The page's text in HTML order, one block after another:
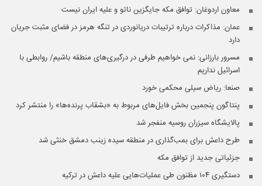
معاون اردوغان: توافق مکه جایگزین ناتو و علیه ایران نیست
عمان: مذاکرات درباره ترتیبات دریانوردی در تنگه هرمز در فضای مثبت جریان
دارد
مسرور بارزانی: نمی خواهیم طرفی در درگیری‌های منطقه باشیم/ روابطی با
اسرائیل نداریم
صنعا: ریاض سیلی محکمی خورد
پنتاگون پنجمین بخش فایل‌های مربوط به «بشقاب پرنده‌ها» را منتشر کرد
پالایشگاه سیزران روسیه منفجر شد
طرح داعش برای بمب‌گذاری در منطقه سیده زینب دمشق خنثی شد
جزئیاتی جدید از توافق مکه
دستگیری ۱۰۴ مظنون طی عملیات‌هایی علیه داعش در ترکیه